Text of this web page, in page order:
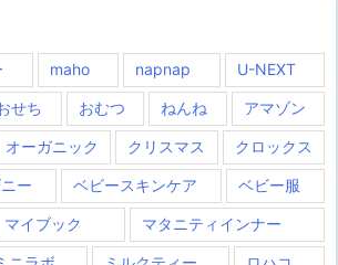
maho napnap U-NEXT
せち おむつ ねんね アマゾン
オーガニック クリスマス クロックス
ー ベビースキンケア ベビー服
マイブック マタニティインナー